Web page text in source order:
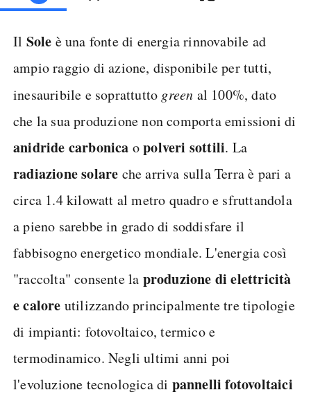
Il Sole è una fonte di energia rinnovabile ad
ampio raggio di azione, disponibile per tutti,
inesauribile e soprattutto green al 100%, dato
che la sua produzione non comporta emissioni di
anidride carbonica opolveri sottili. La
radiazione solare che arriva sulla Terra è pari a
circa 1.4 kilowatt al metro quadro e sfruttandola
a pieno sarebbe in grado di soddisfare il
fabbisogno energetico mondiale. L'energia così
"raccolta" consente la produzione di elettricità
e calore utilizzando principalmente tre tipologie
di impianti: fotovoltaico, termico e
termodinamico. Negli ultimi anni poi
l'evoluzione tecnologica di pannelli fotovoltaici